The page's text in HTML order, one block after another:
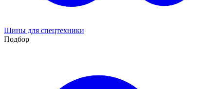
Шины для спецтехники
Подбор